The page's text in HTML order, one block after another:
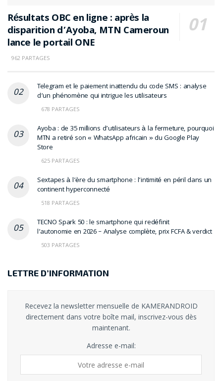
Résultats OBC en ligne : après la
disparition d’Ayoba, MTN Cameroun
lance le portail ONE
962 PARTAGES
Telegram et le paiement inattendu du code SMS : analyse
d’un phénomène qui intrigue les utilisateurs
678 PARTAGES
Ayoba : de 35 millions d’utilisateurs à la fermeture, pourquoi
MTN a retiré son « WhatsApp africain » du Google Play
Store
625 PARTAGES
Sextapes à l’ère du smartphone : l’intimité en péril dans un
continent hyperconnecté
518 PARTAGES
TECNO Spark 50 : le smartphone qui redéfinit
l’autonomie en 2026 – Analyse complète, prix FCFA & verdict
503 PARTAGES
LETTRE D’INFORMATION
Recevez la newsletter mensuelle de KAMERANDROID
directement dans votre boîte mail, inscrivez-vous dès
maintenant.
Adresse e-mail: